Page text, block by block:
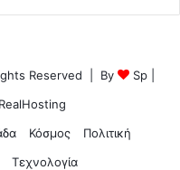
Reserved | By Sp
RealHosting
Κόσμος
Πολιτική
Τεχνολογία